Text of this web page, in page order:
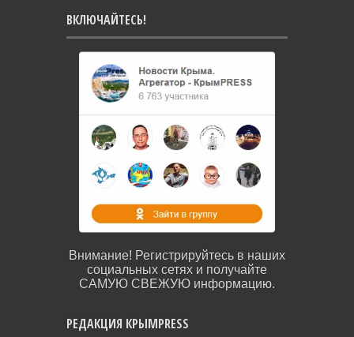
ВКЛЮЧАЙТЕСЬ!
Внимание! Регистрируйтесь в наших
социальных сетях и получайте
САМУЮ СВЕЖУЮ информацию.
РЕДАКЦИЯ КРЫМPRESS